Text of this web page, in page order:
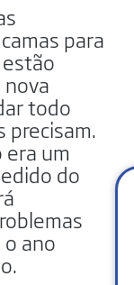
para
todo
precisam.
um
do
ano